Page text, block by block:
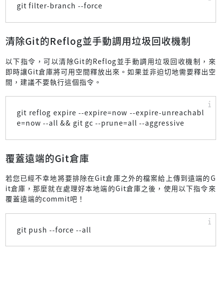
git filter-branch --force
清除Git的Reflog並手動調用垃圾回收機制
以下指令，可以清除Git的Reflog並手動調用垃圾回收機制，來
即時讓Git倉庫將可用空間釋放出來。如果並非迫切地需要釋出空
間，建議不要執行這個指令。
git reflog expire --expire=now --expire-unreachabl
e=now --all && git gc --prune=all --aggressive
覆蓋遠端的Git倉庫
若您已經不幸地將要排除在Git倉庫之外的檔案給上傳到遠端的G
it倉庫，那麼就在處理好本地端的Git倉庫之後，使用以下指令來
覆蓋遠端的commit吧！
git push --force --all